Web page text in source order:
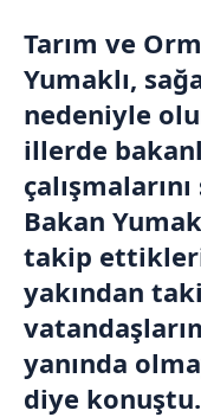
Tarım ve
Yumaklı,
nedeniyle
illerde
Bakan
takip
yakından
yanında
diye konuştu.